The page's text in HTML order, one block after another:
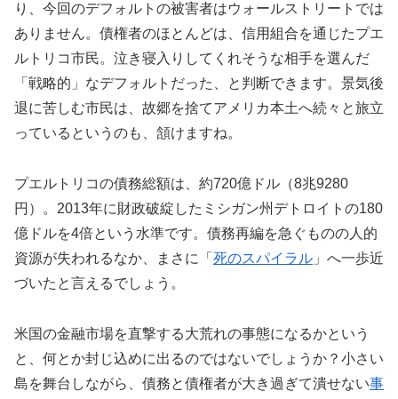
り、今回のデフォルトの被害者はウォールストリートでは
ありません。債権者のほとんどは、信用組合を通じたプエ
ルトリコ市民。泣き寝入りしてくれそうな相手を選んだ
「戦略的」なデフォルトだった、と判断できます。景気後
退に苦しむ市民は、故郷を捨てアメリカ本土へ続々と旅立
っているというのも、頷けますね。
プエルトリコの債務総額は、約720億ドル（8兆9280
円）。2013年に財政破綻したミシガン州デトロイトの180
億ドルを4倍という水準です。債務再編を急ぐものの人的
資源が失われるなか、まさに「 死のスパイラル 」へ一歩近
づいたと言えるでしょう。
米国の金融市場を直撃する大荒れの事態になるかという
と、何とか封じ込めに出るのではないでしょうか？小さい
島を舞台しながら、債務と債権者が大き過ぎて潰せない事